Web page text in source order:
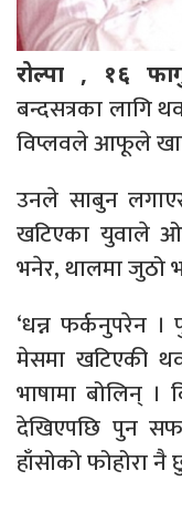
रोल्पा , १६
बन्दसत्रका लागि
विप्लवले आफूले
उनले साबुन
खटिएका युवाले
भनेर, थालमा जुठो
‘धन्न फर्कनुपरेन ।
मेसमा खटिएकी
भाषामा बोलिन् ।
देखिएपछि पुन
हाँसोको फोहोरा नै